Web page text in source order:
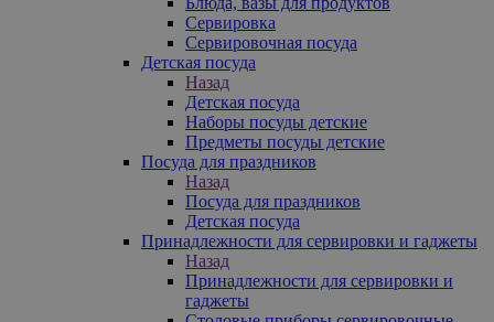
Сервировка
Сервировочная посуда
Детская посуда
Назад
Детская посуда
Наборы посуды детские
Предметы посуды детские
Посуда для праздников
Назад
Посуда для праздников
Детская посуда
Принадлежности для сервировки и гаджеты
Назад
Принадлежности для сервировки и
гаджеты